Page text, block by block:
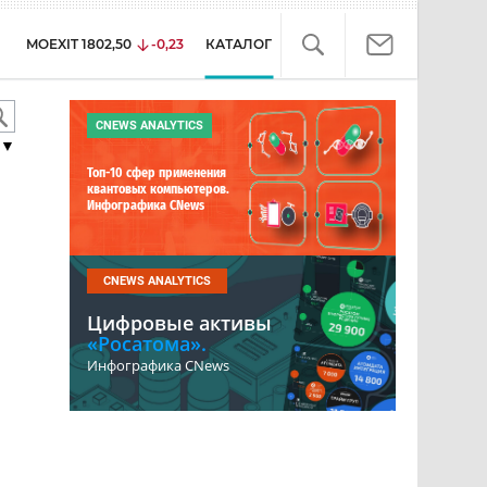
MOEXIT 1802,50 -0,23 КАТАЛОГ
CNEWS ANALYTICS
Топ-10 сфер применения
квантовых компьютеров.
Инфографика CNews
CNEWS ANALYTICS
Цифровые активы
«Росатома».
Инфографика CNews